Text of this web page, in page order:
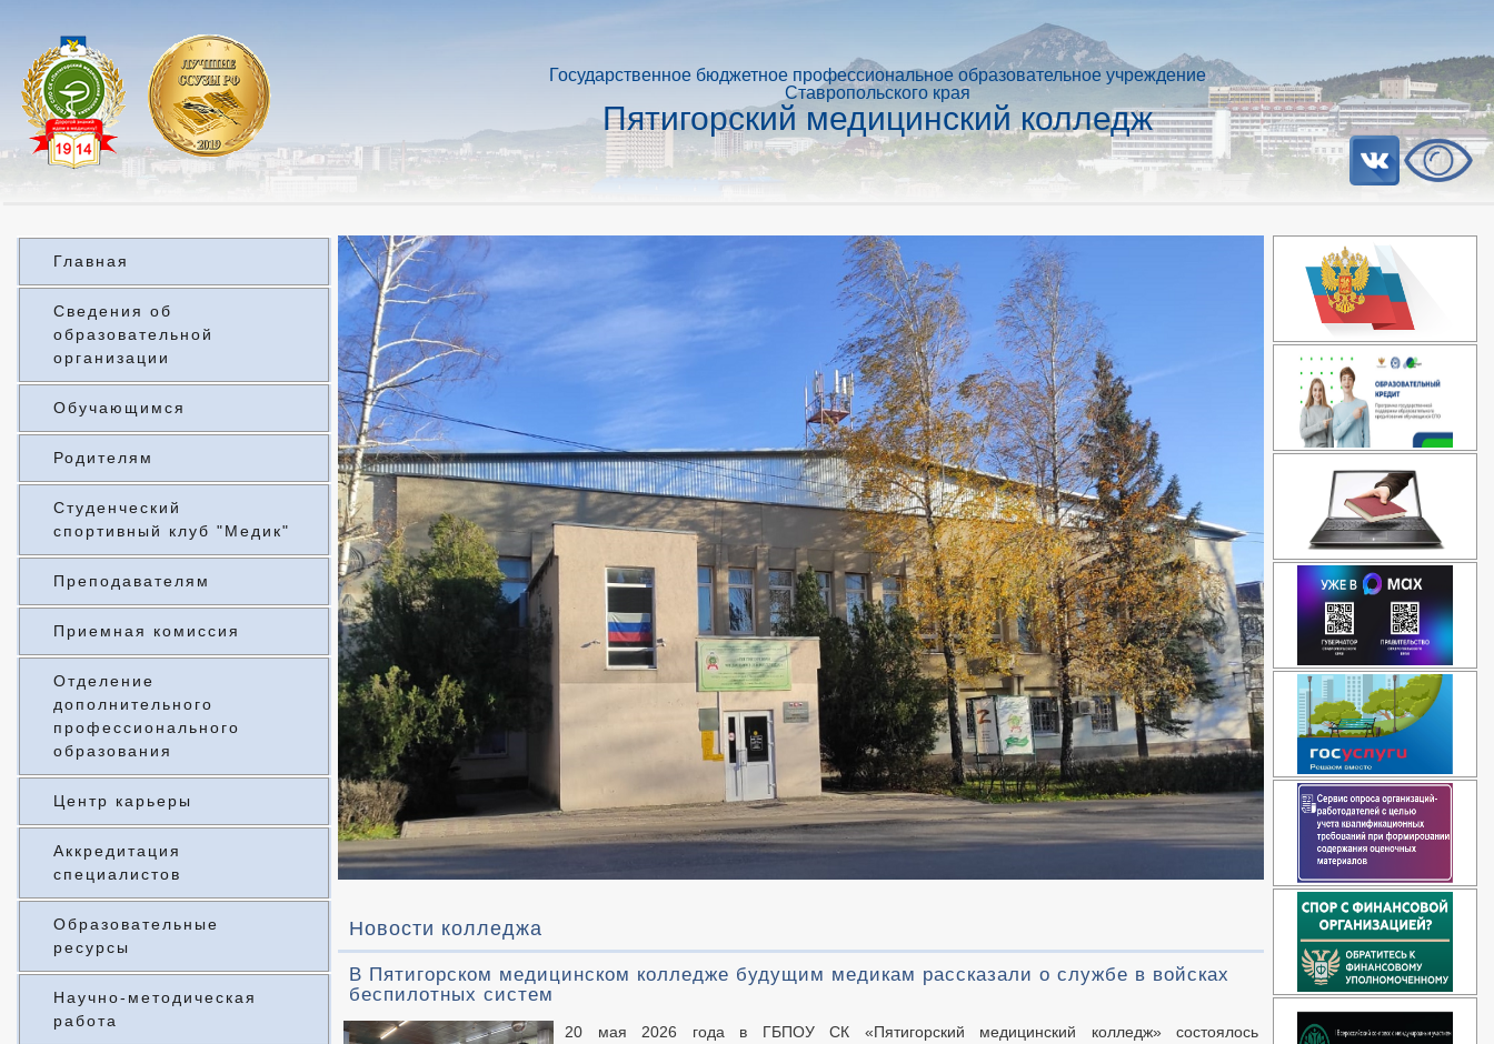
Государственное бюджетное профессиональное образовательное учреждение
Ставропольского края
Пятигорский медицинский колледж
Главная
Сведения об
образовательной
организации
Обучающимся
Родителям
Студенческий
спортивный клуб "Медик"
Преподавателям
Приемная комиссия
Отделение
дополнительного
профессионального
образования
Центр карьеры
Аккредитация
специалистов
Образовательные
ресурсы
Научно-методическая
работа
Новости колледжа
В Пятигорском медицинском колледже будущим медикам рассказали о службе в войсках
беспилотных систем
20 мая 2026 года в ГБПОУ СК «Пятигорский медицинский колледж» состоялось